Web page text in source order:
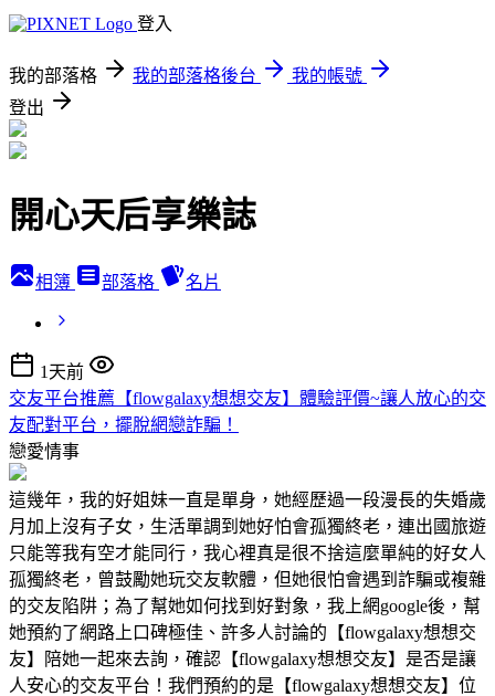
登入
我的部落格 我的部落格後台
我的帳號
登出
開心天后享樂誌
相簿 部落格 名片
1天前
交友平台推薦【flowgalaxy想想交友】體驗評價~讓人放心的交
友配對平台，擺脫網戀詐騙！
戀愛情事
這幾年，我的好姐妹一直是單身，她經歷過一段漫長的失婚歲
月加上沒有子女，生活單調到她好怕會孤獨終老，連出國旅遊
只能等我有空才能同行，我心裡真是很不捨這麼單純的好女人
孤獨終老，曾鼓勵她玩交友軟體，但她很怕會遇到詐騙或複雜
的交友陷阱；為了幫她如何找到好對象，我上網google後，幫
她預約了網路上口碑極佳、許多人討論的【flowgalaxy想想交
友】陪她一起來去詢，確認【flowgalaxy想想交友】是否是讓
人安心的交友平台！我們預約的是【flowgalaxy想想交友】位